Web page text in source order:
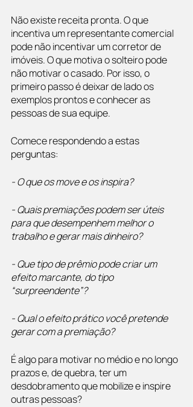
Não existe receita pronta. O que
incentiva um representante comercial
pode não incentivar um corretor de
imóveis. O que motiva o solteiro pode
não motivar o casado. Por isso, o
primeiro passo é deixar de lado os
exemplos prontos e conhecer as
pessoas de sua equipe.
Comece respondendo a estas
perguntas:
- O que os move e os inspira?
- Quais premiações podem ser úteis
para que desempenhem melhor o
trabalho e gerar mais dinheiro?
- Que tipo de prêmio pode criar um
efeito marcante, do tipo
“surpreendente”?
- Qual o efeito prático você pretende
gerar com a premiação?
É algo para motivar no médio e no longo
prazos e, de quebra, ter um
desdobramento que mobilize e inspire
outras pessoas?